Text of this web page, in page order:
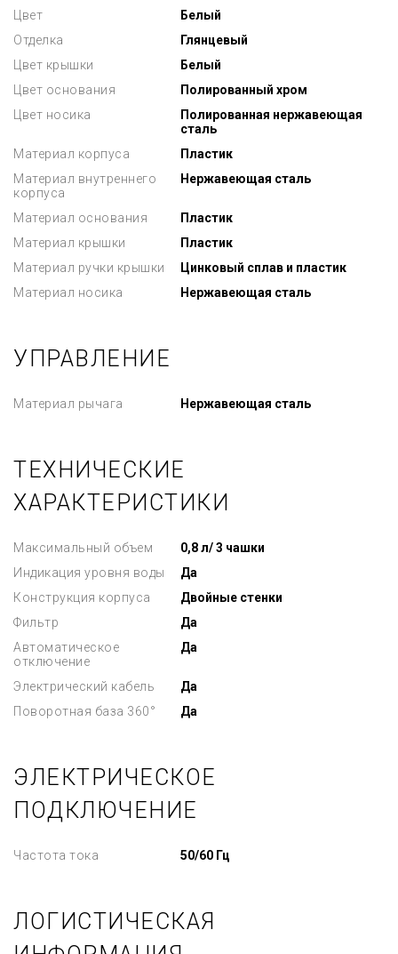
Цвет
Белый
Отделка
Глянцевый
Цвет крышки
Белый
Цвет основания
Полированный хром
Цвет носика
Полированная нержавеющая
сталь
Материал корпуса
Пластик
Материал внутреннего
корпуса
Нержавеющая сталь
Материал основания
Пластик
Материал крышки
Пластик
Материал ручки крышки
Цинковый сплав и пластик
Материал носика
Нержавеющая сталь
УПРАВЛЕНИЕ
Материал рычага Нержавеющая сталь
ТЕХНИЧЕСКИЕ
ХАРАКТЕРИСТИКИ
Максимальный объем
0,8 л/ 3 чашки
Индикация уровня воды
Да
Конструкция корпуса
Двойные стенки
Фильтр
Да
Автоматическое
отключение
Да
Электрический кабель
Да
Поворотная база 360°
Да
ЭЛЕКТРИЧЕСКОЕ
ПОДКЛЮЧЕНИЕ
Частота тока 50/60 Гц
ЛОГИСТИЧЕСКАЯ